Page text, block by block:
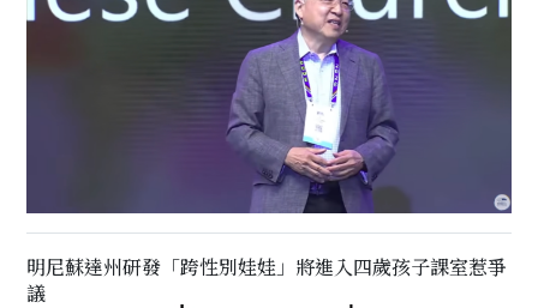
明尼蘇達州研發「跨性別娃娃」將進入四歲孩子課室惹爭
議